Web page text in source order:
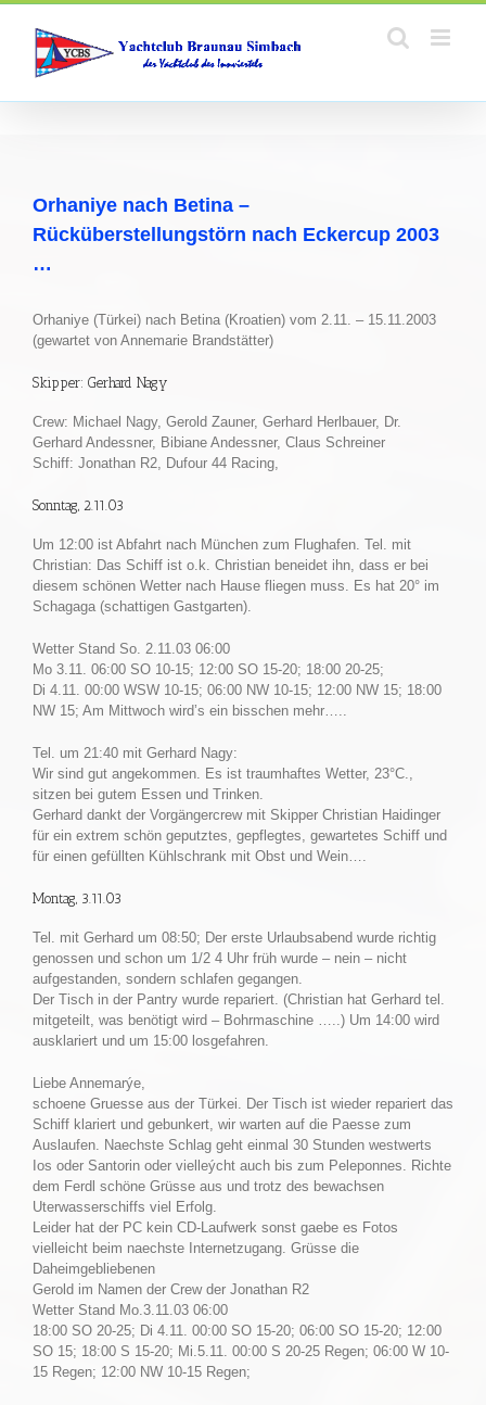
Zum
springen
Orhaniye nach Betina –
Rücküberstellungstörn nach Eckercup 2003
…
Orhaniye (Türkei) nach Betina (Kroatien) vom 2.11. – 15.11.2003
(gewartet von Annemarie Brandstätter)
Skipper: Gerhard Nagy
Crew: Michael Nagy, Gerold Zauner, Gerhard Herlbauer, Dr.
Gerhard Andessner, Bibiane Andessner, Claus Schreiner
Schiff: Jonathan R2, Dufour 44 Racing,
Sonntag, 2.11.03
Um 12:00 ist Abfahrt nach München zum Flughafen. Tel. mit
Christian: Das Schiff ist o.k. Christian beneidet ihn, dass er bei
diesem schönen Wetter nach Hause fliegen muss. Es hat 20° im
Schagaga (schattigen Gastgarten).
Wetter Stand So. 2.11.03 06:00
Mo 3.11. 06:00 SO 10-15; 12:00 SO 15-20; 18:00 20-25;
Di 4.11. 00:00 WSW 10-15; 06:00 NW 10-15; 12:00 NW 15; 18:00
NW 15; Am Mittwoch wird’s ein bisschen mehr…..
Tel. um 21:40 mit Gerhard Nagy:
Wir sind gut angekommen. Es ist traumhaftes Wetter, 23°C.,
sitzen bei gutem Essen und Trinken.
Gerhard dankt der Vorgängercrew mit Skipper Christian Haidinger
für ein extrem schön geputztes, gepflegtes, gewartetes Schiff und
für einen gefüllten Kühlschrank mit Obst und Wein….
Montag, 3.11.03
Tel. mit Gerhard um 08:50; Der erste Urlaubsabend wurde richtig
genossen und schon um 1/2 4 Uhr früh wurde – nein – nicht
aufgestanden, sondern schlafen gegangen.
Der Tisch in der Pantry wurde repariert. (Christian hat Gerhard tel.
mitgeteilt, was benötigt wird – Bohrmaschine …..) Um 14:00 wird
ausklariert und um 15:00 losgefahren.
Liebe Annemarýe,
schoene Gruesse aus der Türkei. Der Tisch ist wieder repariert das
Schiff klariert und gebunkert, wir warten auf die Paesse zum
Auslaufen. Naechste Schlag geht einmal 30 Stunden westwerts
Ios oder Santorin oder vielleýcht auch bis zum Peleponnes. Richte
dem Ferdl schöne Grüsse aus und trotz des bewachsen
Uterwasserschiffs viel Erfolg.
Leider hat der PC kein CD-Laufwerk sonst gaebe es Fotos
vielleicht beim naechste Internetzugang. Grüsse die
Daheimgebliebenen
Gerold im Namen der Crew der Jonathan R2
Wetter Stand Mo.3.11.03 06:00
18:00 SO 20-25; Di 4.11. 00:00 SO 15-20; 06:00 SO 15-20; 12:00
SO 15; 18:00 S 15-20; Mi.5.11. 00:00 S 20-25 Regen; 06:00 W 10-
15 Regen; 12:00 NW 10-15 Regen;